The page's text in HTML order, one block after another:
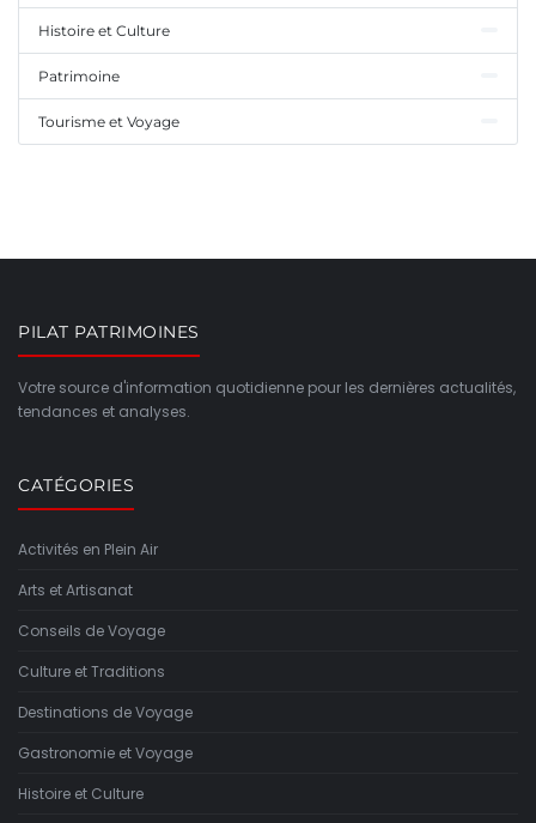
Histoire et Culture
Patrimoine
Tourisme et Voyage
PILAT PATRIMOINES
Votre source d'information quotidienne pour les dernières actualités,
tendances et analyses.
CATÉGORIES
Activités en Plein Air
Arts et Artisanat
Conseils de Voyage
Culture et Traditions
Destinations de Voyage
Gastronomie et Voyage
Histoire et Culture